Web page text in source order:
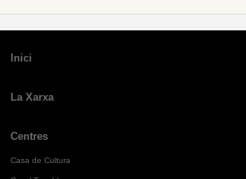
Inici
La Xarxa
Centres
Casa de Cultura